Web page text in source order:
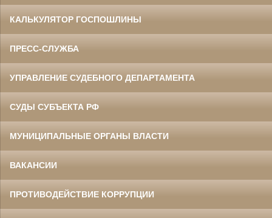
КАЛЬКУЛЯТОР ГОСПОШЛИНЫ
ПРЕСС-СЛУЖБА
УПРАВЛЕНИЕ СУДЕБНОГО ДЕПАРТАМЕНТА
СУДЫ СУБЪЕКТА РФ
МУНИЦИПАЛЬНЫЕ ОРГАНЫ ВЛАСТИ
ВАКАНСИИ
ПРОТИВОДЕЙСТВИЕ КОРРУПЦИИ